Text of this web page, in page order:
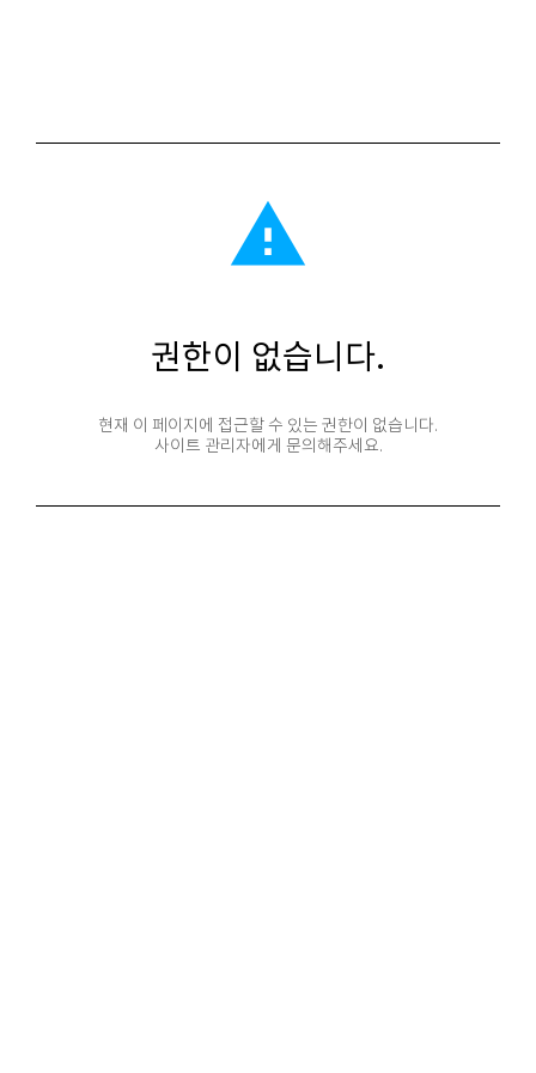
report_problem
권한이 없습니다.
현재 이 페이지에 접근할 수 있는 권한이 없습니다.
사이트 관리자에게 문의해주세요.